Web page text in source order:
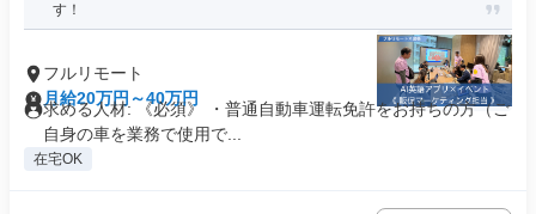
す！
フルリモート
月給20万円～40万円
求める人材: 《必須》 ・普通自動車運転免許をお持ちの方（ご
自身の車を業務で使用で...
在宅OK